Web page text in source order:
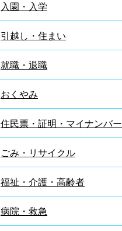
入園・入学
引越し・住まい
就職・退職
おくやみ
住民票・証明・マイナンバー
ごみ・リサイクル
福祉・介護・高齢者
病院・救急